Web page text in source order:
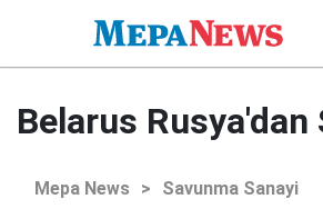
Belarus Rusya'dan
Mepa News > Savunma Sanayi